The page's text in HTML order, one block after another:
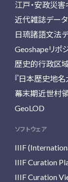
江戸・安政災害
近代雑誌データ
日琉諸語文法
Geoshapeリポ
歴史的行政区
『日本歴史地名
幕末期近世村
GeoLOD
ソフトウェア
IIIF
IIIF Curation
IIIF Curation